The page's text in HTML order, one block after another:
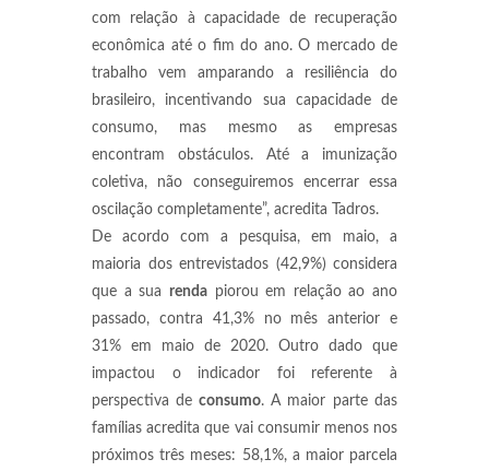
com relação à capacidade de recuperação
econômica até o fim do ano. O mercado de
trabalho vem amparando a resiliência do
brasileiro, incentivando sua capacidade de
consumo, mas mesmo as empresas
encontram obstáculos. Até a imunização
coletiva, não conseguiremos encerrar essa
oscilação completamente”, acredita Tadros.
De acordo com a pesquisa, em maio, a
maioria dos entrevistados (42,9%) considera
que a sua rendapiorou em relação ao ano
passado, contra 41,3% no mês anterior e
31% em maio de 2020. Outro dado que
impactou o indicador foi referente à
perspectiva de consumo. A maior parte das
famílias acredita que vai consumir menos nos
próximos três meses: 58,1%, a maior parcela